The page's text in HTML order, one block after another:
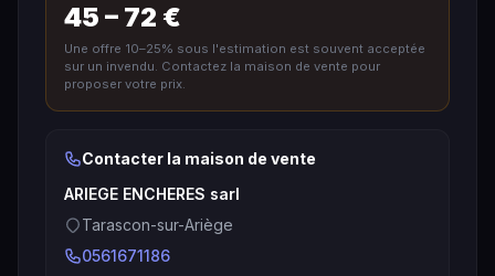
45 – 72 €
Une offre 10–25% sous l'estimation est souvent acceptée
sur un invendu. Contactez la maison de vente pour
proposer votre prix.
Contacter la maison de vente
ARIEGE ENCHERES sarl
Tarascon-sur-Ariège
0561671186